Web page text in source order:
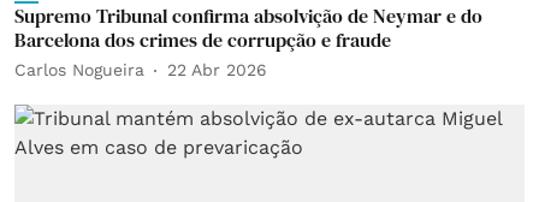
Supremo Tribunal confirma absolvição de Neymar e do
Barcelona dos crimes de corrupção e fraude
Carlos Nogueira 22 Abr 2026